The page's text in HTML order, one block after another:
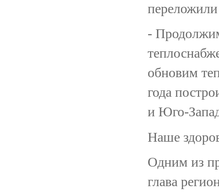
-
обновим
года
и Юго-
Наше
Одним из
глава